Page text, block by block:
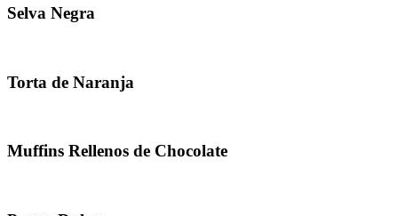
Selva Negra
Torta de Naranja
Muffins Rellenos de Chocolate